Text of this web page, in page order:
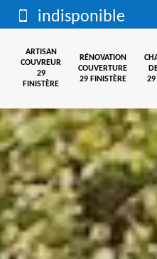
indisponible
ARTISAN
COUVREUR
29
FINISTÈRE
RÉNOVATION
COUVERTURE
29 FINISTÈRE
29